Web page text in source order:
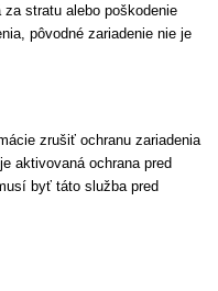
stratu alebo poškodenie
pôvodné zariadenie nie je
zrušiť ochranu zariadenia
aktivovaná ochrana pred
byť táto služba pred